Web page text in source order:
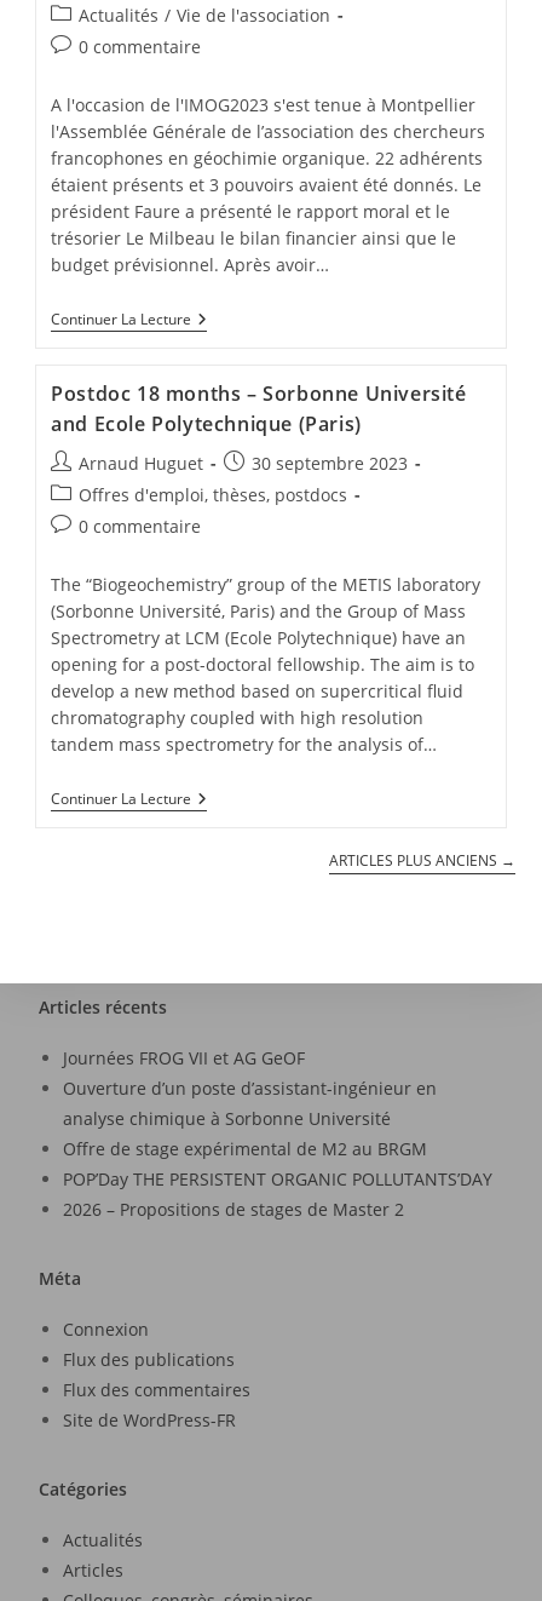
Actualités / Vie de l'association
0 commentaire
A l'occasion de l'IMOG2023 s'est tenue à Montpellier
l'Assemblée Générale de l’association des chercheurs
francophones en géochimie organique. 22 adhérents
étaient présents et 3 pouvoirs avaient été donnés. Le
président Faure a présenté le rapport moral et le
trésorier Le Milbeau le bilan financier ainsi que le
budget prévisionnel. Après avoir…
Continuer La Lecture
Postdoc 18 months – Sorbonne Université
and Ecole Polytechnique (Paris)
Arnaud Huguet
30 septembre 2023
Offres d'emploi, thèses, postdocs
0 commentaire
The “Biogeochemistry” group of the METIS laboratory
(Sorbonne Université, Paris) and the Group of Mass
Spectrometry at LCM (Ecole Polytechnique) have an
opening for a post-doctoral fellowship. The aim is to
develop a new method based on supercritical fluid
chromatography coupled with high resolution
tandem mass spectrometry for the analysis of…
Continuer La Lecture
ARTICLES PLUS ANCIENS →
Articles récents
Journées FROG VII et AG GeOF
Ouverture d’un poste d’assistant-ingénieur en
analyse chimique à Sorbonne Université
Offre de stage expérimental de M2 au BRGM
POP’Day THE PERSISTENT ORGANIC POLLUTANTS’DAY
2026 – Propositions de stages de Master 2
Méta
Connexion
Flux des publications
Flux des commentaires
Site de WordPress-FR
Catégories
Actualités
Articles